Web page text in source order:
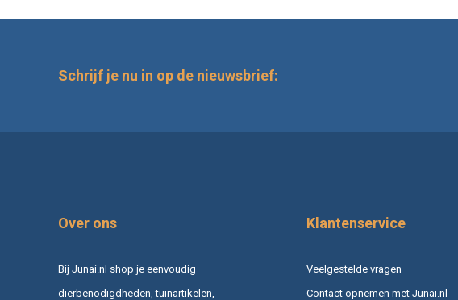
Schrijf je nu in op de nieuwsbrief:
Over ons
Bij Junai.nl shop je eenvoudig
dierbenodigdheden, tuinartikelen,
Klantenservice
Veelgestelde vragen
Contact opnemen met Junai.nl